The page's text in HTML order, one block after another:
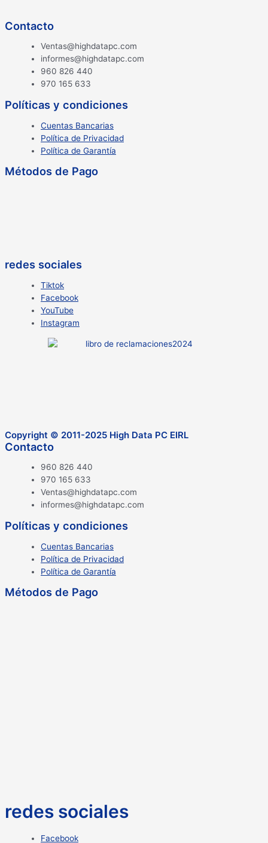
Contacto
Ventas@highdatapc.com
informes@highdatapc.com
960 826 440
970 165 633
Políticas y condiciones
Cuentas Bancarias
Política de Privacidad
Política de Garantía
Métodos de Pago
redes sociales
Tiktok
Facebook
YouTube
Instagram
Copyright © 2011-2025 High Data PC EIRL
Contacto
960 826 440
970 165 633
Ventas@highdatapc.com
informes@highdatapc.com
Políticas y condiciones
Cuentas Bancarias
Política de Privacidad
Política de Garantía
Métodos de Pago
redes sociales
Facebook